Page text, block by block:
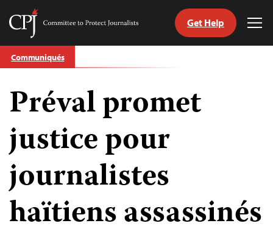
Skip
to
Committee
Journalists
Get Help
Communiqués
Préval promet
justice pour
journalistes
haïtiens assassinés